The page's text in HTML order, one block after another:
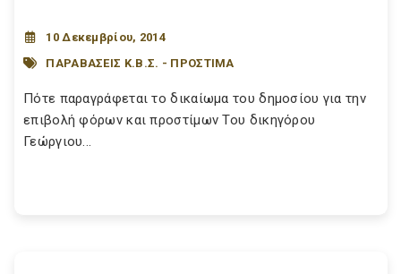
10 Δεκεμβρίου, 2014
ΠΑΡΑΒΑΣΕΙΣ Κ.Β.Σ. - ΠΡΟΣΤΙΜΑ
Πότε παραγράφεται το δικαίωμα του δημοσίου για την
επιβολή φόρων και προστίμων Του δικηγόρου
Γεώργιου...